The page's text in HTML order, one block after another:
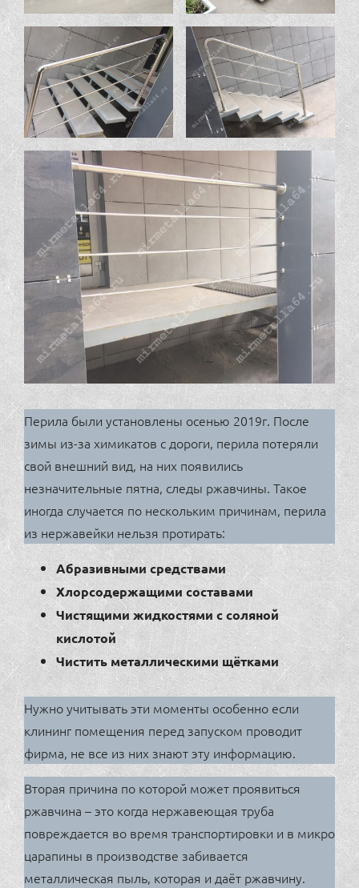
Перила были установлены осенью 2019г. После
зимы из-за химикатов с дороги, перила потеряли
свой внешний вид, на них появились
незначительные пятна, следы ржавчины. Такое
иногда случается по нескольким причинам, перила
из нержавейки нельзя протирать:
Абразивными средствами
Хлорсодержащими составами
Чистящими жидкостями с соляной
кислотой
Чистить металлическими щётками
Нужно учитывать эти моменты особенно если
клининг помещения перед запуском проводит
фирма, не все из них знают эту информацию.
Вторая причина по которой может проявиться
ржавчина – это когда нержавеющая труба
повреждается во время транспортировки и в микро
царапины в производстве забивается
металлическая пыль, которая и даёт ржавчину.